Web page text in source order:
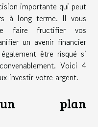
importante qui peut
à long terme. Il vous
faire fructifier vos
un avenir financier
être risqué si
Voici 4
investir votre argent.
un plan